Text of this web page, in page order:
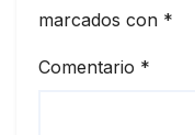
marcados con *
Comentario *